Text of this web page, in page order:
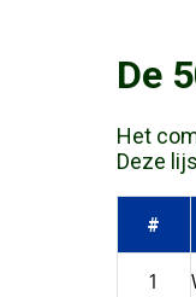
De
Het
Deze
#
1